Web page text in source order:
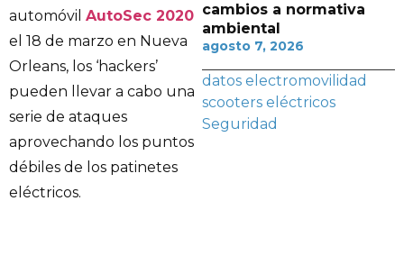
automóvil AutoSec 2020
el 18 de marzo en Nueva
Orleans, los ‘hackers’
pueden llevar a cabo una
serie de ataques
aprovechando los puntos
débiles de los patinetes
eléctricos.
cambios a normativa
ambiental
agosto 7, 2026
datos electromovilidad
scooters eléctricos
Seguridad